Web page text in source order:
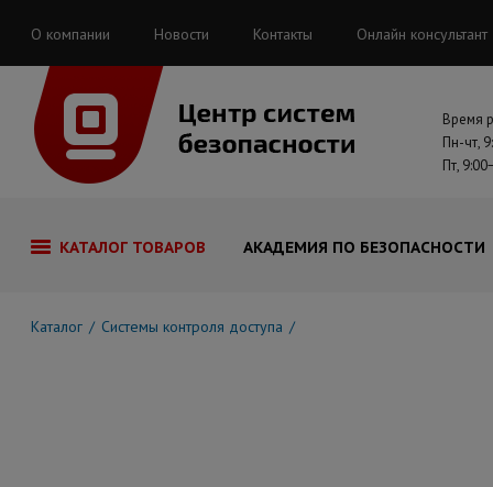
О компании Новости Контакты Онлайн консультант
Время
Пн-чт,
Пт,
КАТАЛОГ ТОВАРОВ АКАДЕМИЯ ПО БЕЗОПАСНОСТИ
Каталог Системы контроля доступа